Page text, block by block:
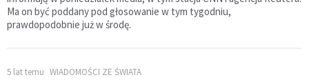
Ma on być poddany pod głosowanie w tym tygodniu,
prawdopodobnie już w środę.
5 lat temu WIADOMOŚCI ZE ŚWIATA